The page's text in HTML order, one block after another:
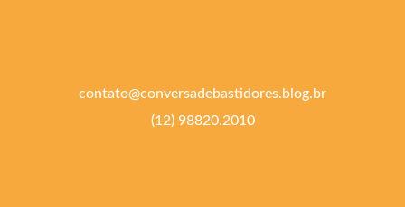
contato@conversadebastidores.blog.br
(12) 98820.2010